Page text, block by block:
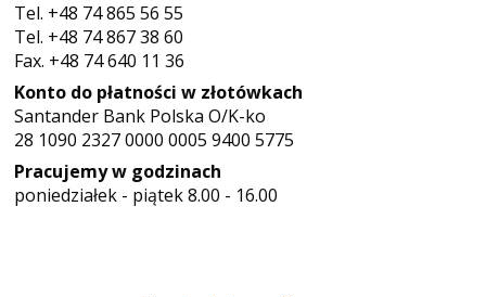
Tel. +48 74 865 56 55
Tel. +48 74 867 38 60
Fax. +48 74 640 11 36
Konto do płatności w złotówkach
Santander Bank Polska O/K-ko
28 1090 2327 0000 0005 9400 5775
Pracujemy w godzinach
poniedziałek - piątek 8.00 - 16.00
Rolety zewnętrzne
Osłony okienne
Moskitiery
Skrzynki na listy